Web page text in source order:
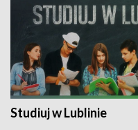
Studiuj w Lublinie